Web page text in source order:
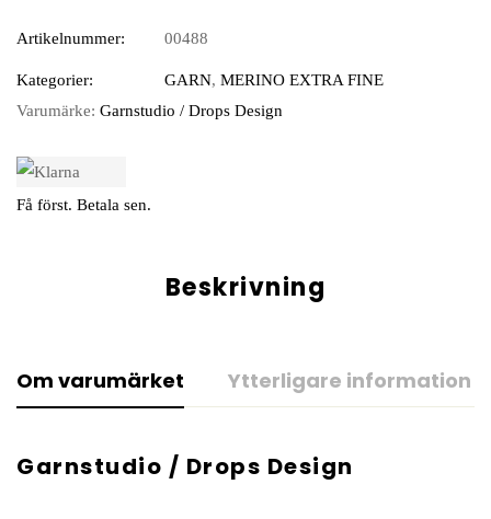
Artikelnummer: 00488
Kategorier: GARN, MERINO EXTRA FINE
Varumärke: Garnstudio / Drops Design
Få först. Betala sen.
Beskrivning
Om varumärket Ytterligare information
Garnstudio / Drops Design